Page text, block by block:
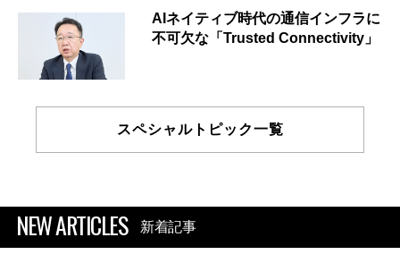
AIネイティブ時代の通信インフラに
不可欠な「Trusted Connectivity」
スペシャルトピック一覧
NEW ARTICLES 新着記事